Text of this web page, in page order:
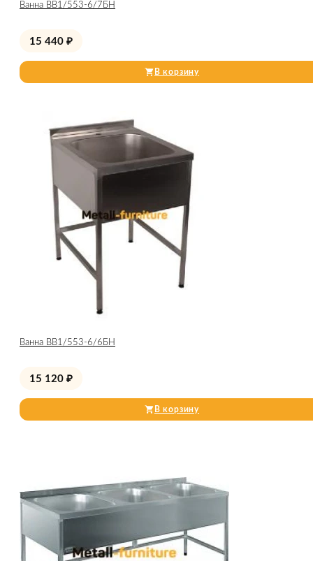
Ванна ВВ1/553-6/7БН
15 440 ₽
В корзину
Ванна ВВ1/553-6/6БН
15 120 ₽
В корзину